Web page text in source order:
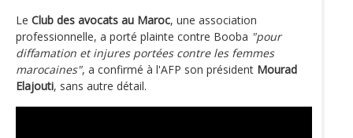
Le Club des avocats au Maroc, une association
professionnelle, a porté plainte contre Booba "pour
diffamation et injures portées contre les femmes
marocaines", a confirmé à l'AFP son président Mourad
Elajouti, sans autre détail.